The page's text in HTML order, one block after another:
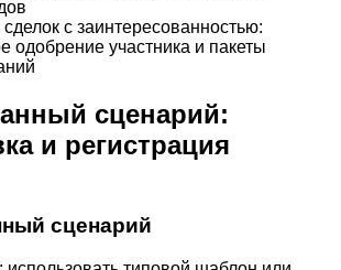
с заинтересованностью:
одобрение участника и пакеты
сценарий:
и регистрация
сценарий